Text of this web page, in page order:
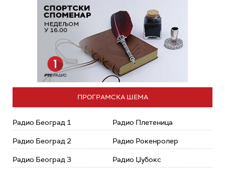
ПРОГРАМСКА ШЕМА
Радио Београд 1
Радио Београд 2
Радио Београд 3
Радио Плетеница
Радио Рокенролер
Радио Џубокс